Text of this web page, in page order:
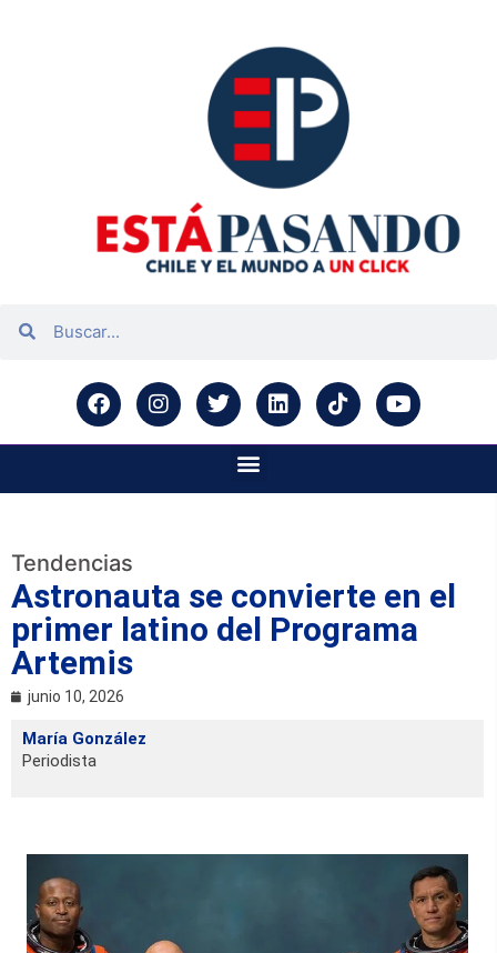
Tendencias
Astronauta se convierte en el
primer latino del Programa
Artemis
junio 10, 2026
María González
Periodista